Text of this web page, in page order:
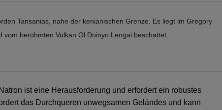
Tansanias, nahe der kenianischen Grenze. Es liegt im Gregory
berühmten Vulkan Ol Doinyo Lengai beschattet.
ist eine Herausforderung und erfordert ein robustes
das Durchqueren unwegsamen Geländes und kann